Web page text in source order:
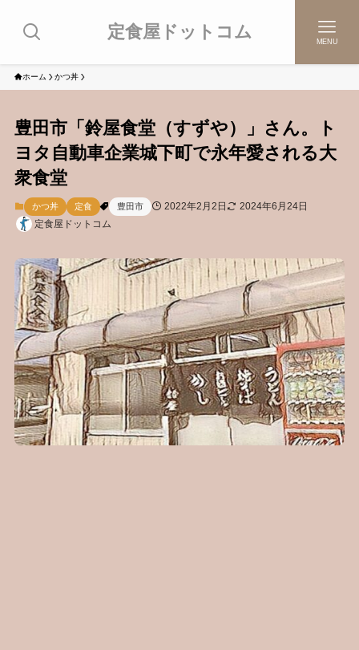
定食屋ドットコム MENU
ホーム かつ丼
豊田市「鈴屋食堂（すずや）」さん。ト
ヨタ自動車企業城下町で永年愛される大
衆食堂
かつ丼 定食 豊田市 2022年2月2日
2024年6月24日
定食屋ドットコム